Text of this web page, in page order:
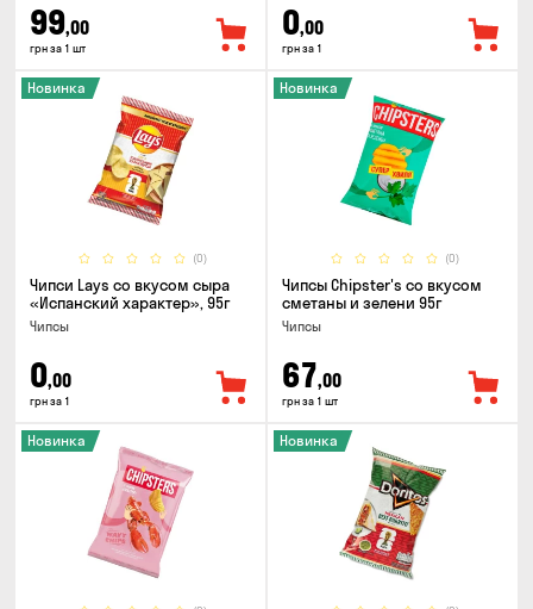
99,00
грн за 1 шт
0,00
грн за 1
(0)
Новинка
Чипси Lays со вкусом сыра
«Испанский характер», 95г
Чипсы
0,00
грн за 1
(0)
Новинка
Чипсы Chipster's со вкусом
сметаны и зелени 95г
Чипсы
67,00
грн за 1 шт
Новинка Новинка